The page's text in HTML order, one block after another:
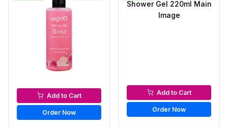
Bath & Shower
Add to Cart
Order Now
Bath & Shower
Add to Cart
Order Now